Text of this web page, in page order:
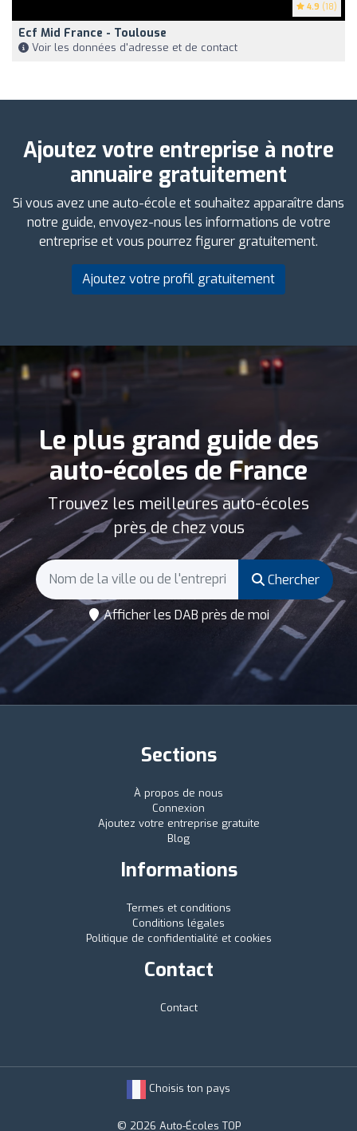
4.9 (18)
Ecf Mid France - Toulouse
Voir les données d'adresse et de contact
Ajoutez votre entreprise à notre
annuaire gratuitement
Si vous avez une auto-école et souhaitez apparaître dans
notre guide, envoyez-nous les informations de votre
entreprise et vous pourrez figurer gratuitement.
Ajoutez votre profil gratuitement
Le plus grand guide des
auto-écoles de France
Trouvez les meilleures auto-écoles
près de chez vous
Chercher
Afficher les DAB près de moi
Sections
À propos de nous
Connexion
Ajoutez votre entreprise gratuite
Blog
Informations
Termes et conditions
Conditions légales
Politique de confidentialité et cookies
Contact
Contact
Choisis ton pays
© 2026 Auto-Écoles TOP